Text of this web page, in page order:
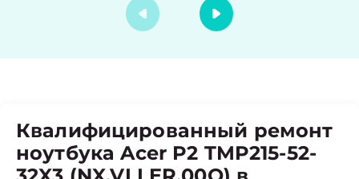
Квалифицированный ремонт
ноутбука Acer P2 TMP215-52-